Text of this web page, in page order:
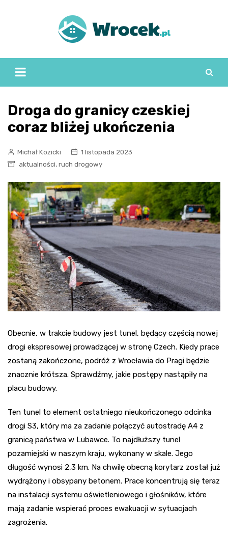
Droga do granicy czeskiej
coraz bliżej ukończenia
Michał Kozicki
1 listopada 2023
aktualności, ruch drogowy
Obecnie, w trakcie budowy jest tunel, będący częścią nowej
drogi ekspresowej prowadzącej w stronę Czech. Kiedy prace
zostaną zakończone, podróż z Wrocławia do Pragi będzie
znacznie krótsza. Sprawdźmy, jakie postępy nastąpiły na
placu budowy.
Ten tunel to element ostatniego nieukończonego odcinka
drogi S3, który ma za zadanie połączyć autostradę A4 z
granicą państwa w Lubawce. To najdłuższy tunel
pozamiejski w naszym kraju, wykonany w skale. Jego
długość wynosi 2,3 km. Na chwilę obecną korytarz został już
wydrążony i obsypany betonem. Prace koncentrują się teraz
na instalacji systemu oświetleniowego i głośników, które
mają zadanie wspierać proces ewakuacji w sytuacjach
zagrożenia.